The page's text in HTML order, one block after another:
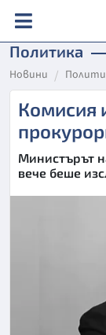
Политика
Новини
Комисия
Министърът
вече беше